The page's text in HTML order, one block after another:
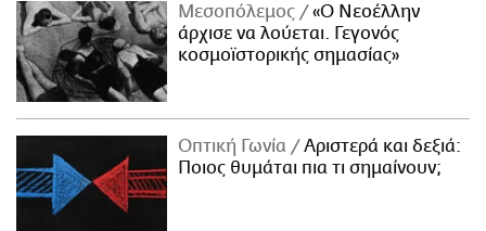
Μεσοπόλεμος
«Ο Νεοέλλην
άρχισε να λούεται. Γεγονός
κοσμοϊστορικής σημασίας»
Οπτική Γωνία
Αριστερά και δεξιά:
Ποιος θυμάται πια τι σημαίνουν;